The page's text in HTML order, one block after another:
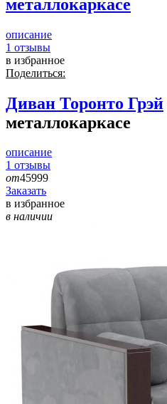
металлокаркасе
описание
1 отзывы
в избранное
Поделиться:
Диван Торонто Грэй
металлокаркасе
описание
1 отзывы
от45999
Заказать
в избранное
в наличии